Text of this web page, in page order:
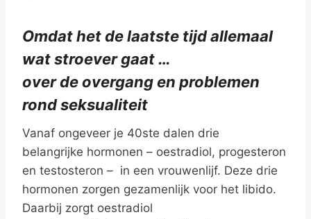
o
d
e
EMBED
Omdat het de laatste tijd allemaal
wat stroever gaat …
over de overgang en problemen
rond seksualiteit
Vanaf ongeveer je 40ste dalen drie
belangrijke hormonen – oestradiol, progesteron
en testosteron – in een vrouwenlijf. Deze drie
hormonen zorgen gezamenlijk voor het libido.
Daarbij zorgt oestradiol